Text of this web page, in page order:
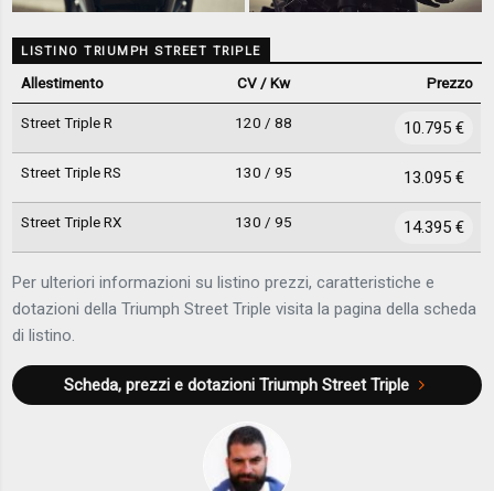
LISTINO TRIUMPH STREET TRIPLE
Allestimento CV / Kw Prezzo
Street Triple R 120 / 88 10.795 €
Street Triple RS 130 / 95 13.095 €
Street Triple RX 130 / 95 14.395 €
Per ulteriori informazioni su listino prezzi, caratteristiche e
dotazioni della Triumph Street Triple visita la pagina della scheda
di listino.
Scheda, prezzi e dotazioniTriumph Street Triple